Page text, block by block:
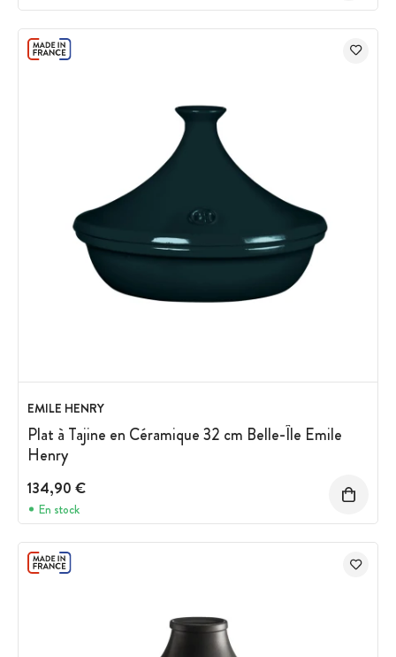
EMILE HENRY
Plat à Tajine en Céramique 32 cm Belle-Île Emile
Henry
134,90 €
En stock